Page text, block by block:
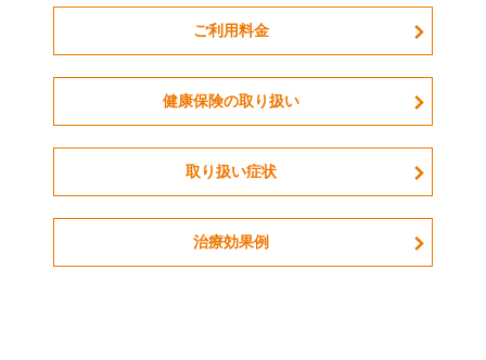
ご利用料金
健康保険の取り扱い
取り扱い症状
治療効果例